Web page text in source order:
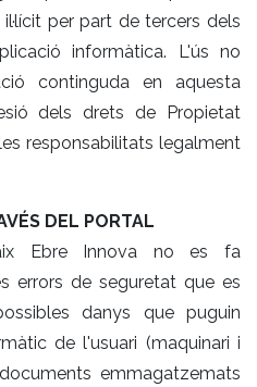
per part de tercers dels
informàtica. L'ús no
continguda en aquesta
dels drets de Propietat
responsabilitats legalment
DEL PORTAL
Ebre Innova no es fa
errors de seguretat que es
danys que puguin
de l'usuari (maquinari i
emmagatzemats